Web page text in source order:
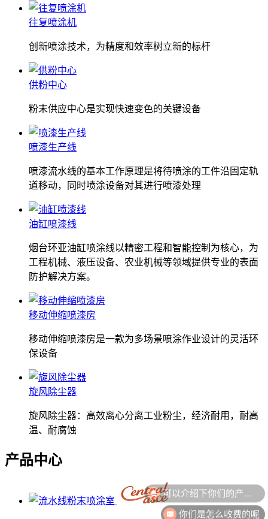
往复喷涂机
创新喷涂技术，为精度和效率树立新的标杆
供粉中心
粉末供应中心是实现快速变色的关键设备
喷漆生产线
喷漆流水线的基本工作原理是将待喷涂的工件沿固定轨
道移动，同时喷涂设备对其进行喷漆处理
油缸喷漆线
烟台环亚油缸喷涂线以精密工程和智能控制为核心，为
工程机械、液压设备、农业机械等领域提供专业的表面
防护解决方案。
移动伸缩喷漆房
移动伸缩喷漆房是一款为多场景喷涂作业设计的灵活环
保设备
旋风除尘器
旋风除尘器：高效离心分离工业粉尘，经济耐用，耐高
温、耐腐蚀
产品中心
可以介绍下你们的产品么
你们是怎么收费的呢